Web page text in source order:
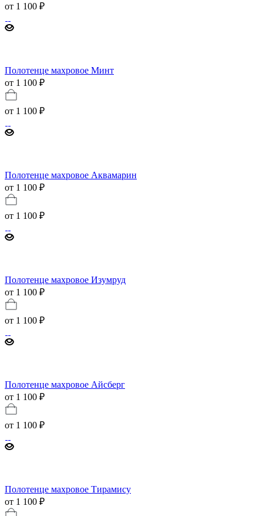
от 1 100 ₽
Полотенце махровое Минт
от 1 100 ₽
от 1 100 ₽
Полотенце махровое Аквамарин
от 1 100 ₽
от 1 100 ₽
Полотенце махровое Изумруд
от 1 100 ₽
от 1 100 ₽
Полотенце махровое Айсберг
от 1 100 ₽
от 1 100 ₽
Полотенце махровое Тирамису
от 1 100 ₽